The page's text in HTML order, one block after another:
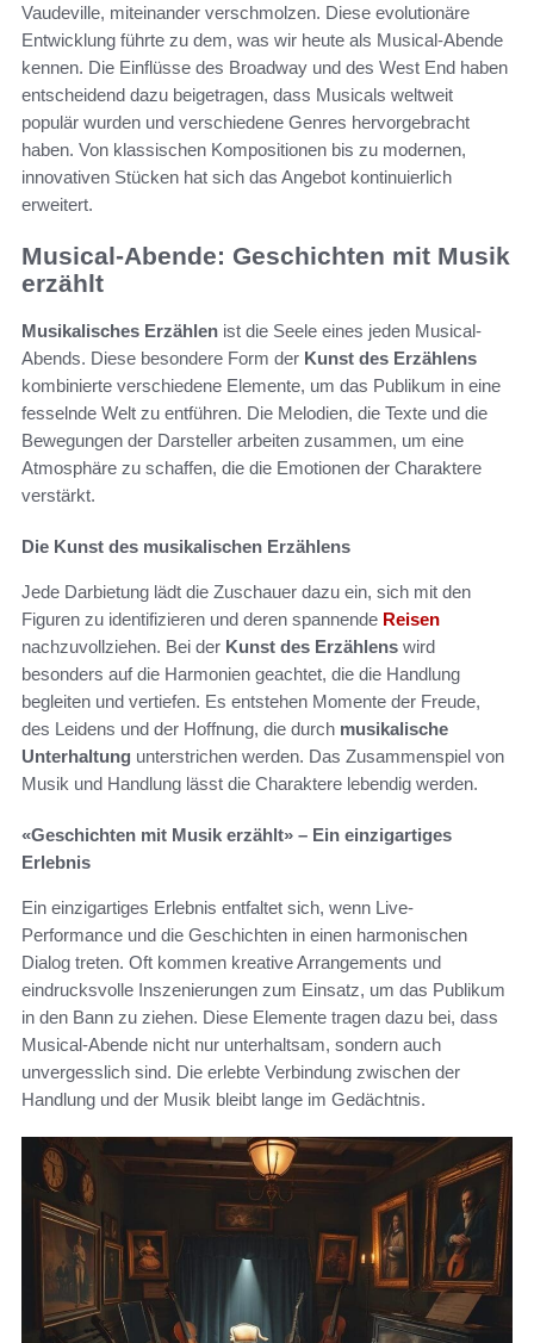
Vaudeville, miteinander verschmolzen. Diese evolutionäre
Entwicklung führte zu dem, was wir heute als Musical-Abende
kennen. Die Einflüsse des Broadway und des West End haben
entscheidend dazu beigetragen, dass Musicals weltweit
populär wurden und verschiedene Genres hervorgebracht
haben. Von klassischen Kompositionen bis zu modernen,
innovativen Stücken hat sich das Angebot kontinuierlich
erweitert.
Musical-Abende: Geschichten mit Musik
erzählt
Musikalisches Erzählen ist die Seele eines jeden Musical-
Abends. Diese besondere Form der Kunst des Erzählens
kombinierte verschiedene Elemente, um das Publikum in eine
fesselnde Welt zu entführen. Die Melodien, die Texte und die
Bewegungen der Darsteller arbeiten zusammen, um eine
Atmosphäre zu schaffen, die die Emotionen der Charaktere
verstärkt.
Die Kunst des musikalischen Erzählens
Jede Darbietung lädt die Zuschauer dazu ein, sich mit den
Figuren zu identifizieren und deren spannende Reisen
nachzuvollziehen. Bei der Kunst des Erzählens wird
besonders auf die Harmonien geachtet, die die Handlung
begleiten und vertiefen. Es entstehen Momente der Freude,
des Leidens und der Hoffnung, die durch musikalische
Unterhaltung unterstrichen werden. Das Zusammenspiel von
Musik und Handlung lässt die Charaktere lebendig werden.
«Geschichten mit Musik erzählt» – Ein einzigartiges
Erlebnis
Ein einzigartiges Erlebnis entfaltet sich, wenn Live-
Performance und die Geschichten in einen harmonischen
Dialog treten. Oft kommen kreative Arrangements und
eindrucksvolle Inszenierungen zum Einsatz, um das Publikum
in den Bann zu ziehen. Diese Elemente tragen dazu bei, dass
Musical-Abende nicht nur unterhaltsam, sondern auch
unvergesslich sind. Die erlebte Verbindung zwischen der
Handlung und der Musik bleibt lange im Gedächtnis.